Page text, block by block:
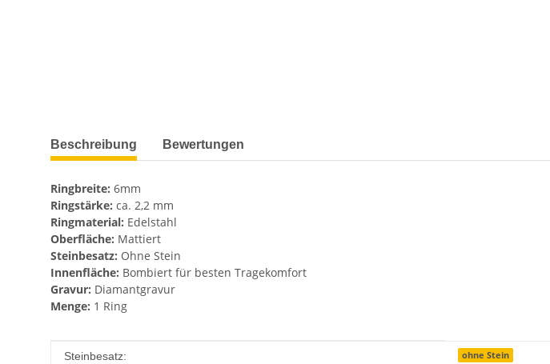
weitere Registerkarten anzeigen
Beschreibung Bewertungen
Ringbreite: 6mm
Ringstärke: ca. 2,2 mm
Ringmaterial: Edelstahl
Oberfläche: Mattiert
Steinbesatz: Ohne Stein
Innenfläche: Bombiert für besten Tragekomfort
Gravur: Diamantgravur
Menge: 1 Ring
Produkteigenschaft
Wert
Steinbesatz: ohne Stein